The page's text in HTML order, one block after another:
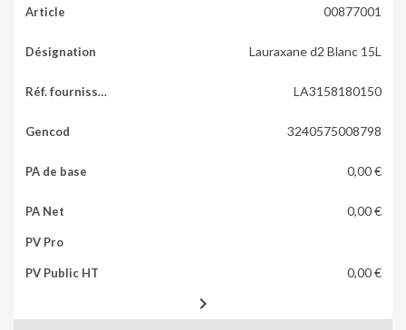
00877001
Lauraxane d2 Blanc 15L
LA3158180150
3240575008798
0,00 €
0,00 €
0,00 €
